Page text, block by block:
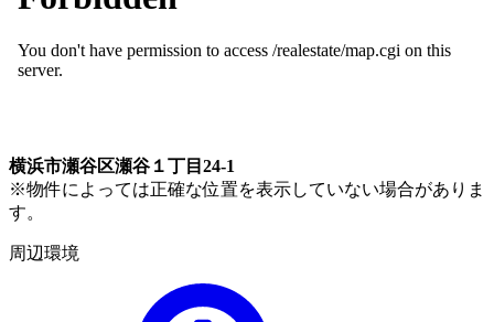
横浜市瀬谷区瀬谷１丁目24-1
※物件によっては正確な位置を表示していない場合がありま
す。
周辺環境